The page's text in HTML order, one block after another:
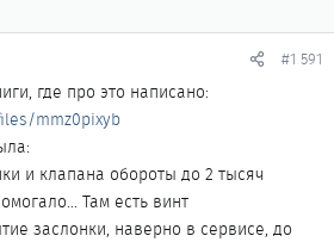
#1 591
где про это написано:
mmz0pixyb
и клапана обороты до 2 тысяч
Там есть винт
заслонки, наверно в сервисе, до